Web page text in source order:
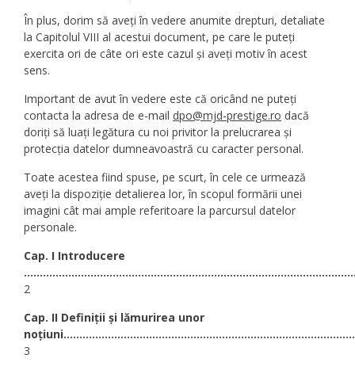
În plus, dorim să aveți în vedere anumite drepturi, detaliate
la Capitolul VIII al acestui document, pe care le puteți
exercita ori de câte ori este cazul și aveți motiv în acest
sens.
Important de avut în vedere este că oricând ne puteți
contacta la adresa de e-mail dpo@mjd-prestige.ro dacă
doriți să luați legătura cu noi privitor la prelucrarea și
protecția datelor dumneavoastră cu caracter personal.
Toate acestea fiind spuse, pe scurt, în cele ce urmează
aveți la dispoziție detalierea lor, în scopul formării unei
imagini cât mai ample referitoare la parcursul datelor
personale.
Cap. I Introducere
2
Cap. II Definiții și lămurirea unor
noțiuni
3